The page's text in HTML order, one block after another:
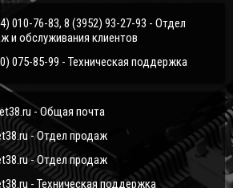
010-76-83, 8 (3952) 93-27-93 - Отдел
и обслуживания клиентов
075-85-99 - Техническая поддержка
- Общая почта
- Отдел продаж
- Отдел продаж
- Техническая поддержка